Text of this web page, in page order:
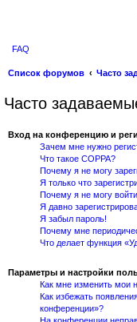
FAQ
Список форумов Часто
Часто
Вход на конференцию и
Зачем мне нужно
Что такое COPPA?
Почему я не могу
Я только что
Почему я не могу
Я давно
Я забыл пароль!
Почему мне
Что делает функция
Параметры и настройки
Как мне изменить мои
Как избежать
конференции»?